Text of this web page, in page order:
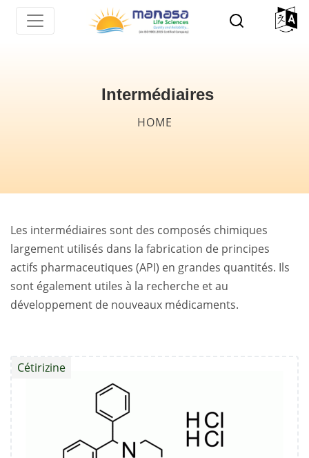
Skip
Intermédiaires
Breadcrumb
HOME
Les intermédiaires sont des composés chimiques
largement utilisés dans la fabrication de principes
actifs pharmaceutiques (API) en grandes quantités. Ils
sont également utiles à la recherche et au
développement de nouveaux médicaments.
Cétirizine